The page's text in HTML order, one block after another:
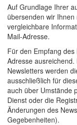
Auf Grundlage Ihrer
übersenden wir
vergleichbare
Mail-Adresse.
Für den Empfang
Adresse
Newsletters werden
ausschließlich für
auch über Umstände
Dienst oder die
Änderungen des
Gegebenheiten).